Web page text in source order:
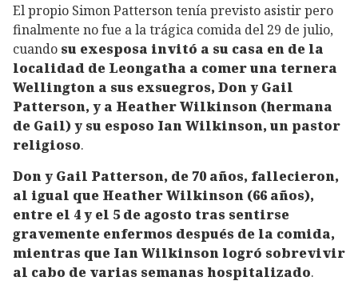
El propio Simon Patterson tenía previsto asistir pero
finalmente no fue a la trágica comida del 29 de julio,
cuando su exesposa invitó a su casa en de la
localidad de Leongatha a comer una ternera
Wellington a sus exsuegros, Don y Gail
Patterson, y a Heather Wilkinson (hermana
de Gail) y su esposo Ian Wilkinson, un pastor
religioso.
Don y Gail Patterson, de 70 años, fallecieron,
al igual que Heather Wilkinson (66 años),
entre el 4 y el 5 de agosto tras sentirse
gravemente enfermos después de la comida,
mientras que Ian Wilkinson logró sobrevivir
al cabo de varias semanas hospitalizado.